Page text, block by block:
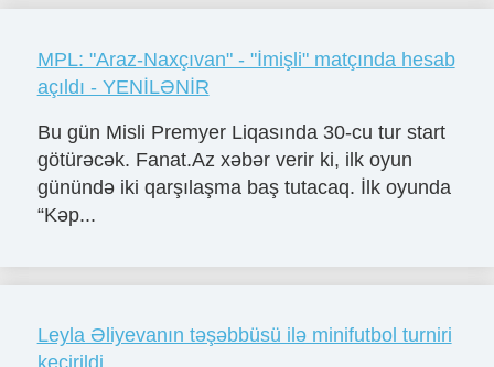
MPL: "Araz-Naxçıvan" - "İmişli" matçında hesab
açıldı - YENİLƏNİR
Bu gün Misli Premyer Liqasında 30-cu tur start
götürəcək. Fanat.Az xəbər verir ki, ilk oyun
günündə iki qarşılaşma baş tutacaq. İlk oyunda
“Kəp...
Leyla Əliyevanın təşəbbüsü ilə minifutbol turniri